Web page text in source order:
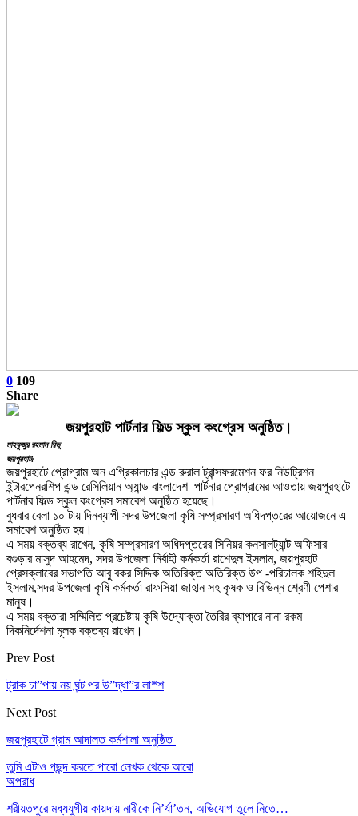
0 109
Share
জয়পুরহাট পার্টনার ফিল্ড স্কুল কংগ্রেস অনুষ্ঠিত।
মাহফুজুর রহমান রিভু
জয়পুরহাট:
জয়পুরহাটে প্রোগ্রাম অন এগ্রিকালচার এন্ড রুরাল ট্রান্সফরমেশন ফর নিউট্রিশন
ইন্টারপেনরশিপ এন্ড রেসিলিয়ান অ্যান্ড বাংলাদেশ পার্টনার প্রোগ্রামের আওতায় জয়পুরহাটে
পার্টনার ফিল্ড স্কুল কংগ্রেস সমাবেশ অনুষ্ঠিত হয়েছে।
বুধবার বেলা ১০ টায় দিনব্যাপী সদর উপজেলা কৃষি সম্প্রসারণ অধিদপ্তরের আয়োজনে এ
সমাবেশ অনুষ্ঠিত হয়।
এ সময় বক্তব্য রাখেন, কৃষি সম্প্রসারণ অধিদপ্তরের সিনিয়র কনসালট্যান্ট অফিসার
বগুড়ার মাসুদ আহমেদ, সদর উপজেলা নির্বাহী কর্মকর্তা রাশেদুল ইসলাম, জয়পুরহাট
প্রেসক্লাবের সভাপতি আবু বকর সিদ্দিক অতিরিক্ত অতিরিক্ত উপ -পরিচালক শহিদুল
ইসলাম,সদর উপজেলা কৃষি কর্মকর্তা রাফসিয়া জাহান সহ কৃষক ও বিভিন্ন শ্রেণী পেশার
মানুষ।
এ সময় বক্তারা সম্মিলিত প্রচেষ্টায় কৃষি উদ্যোক্তা তৈরির ব্যাপারে নানা রকম
দিকনির্দেশনা মূলক বক্তব্য রাখেন।
Prev Post
ট্রাক চা”পায় নয় ঘন্ট পর উ”দ্ধা”র লা*শ
Next Post
জয়পুরহাটে গ্রাম আদালত কর্মশালা অনুষ্ঠিত
তুমি এটাও পছন্দ করতে পারো লেখক থেকে আরো
অপরাধ
শরীয়তপুরে মধ্যযুগীয় কায়দায় নারীকে নি’র্যা’তন, অভিযোগ তুলে নিতে…